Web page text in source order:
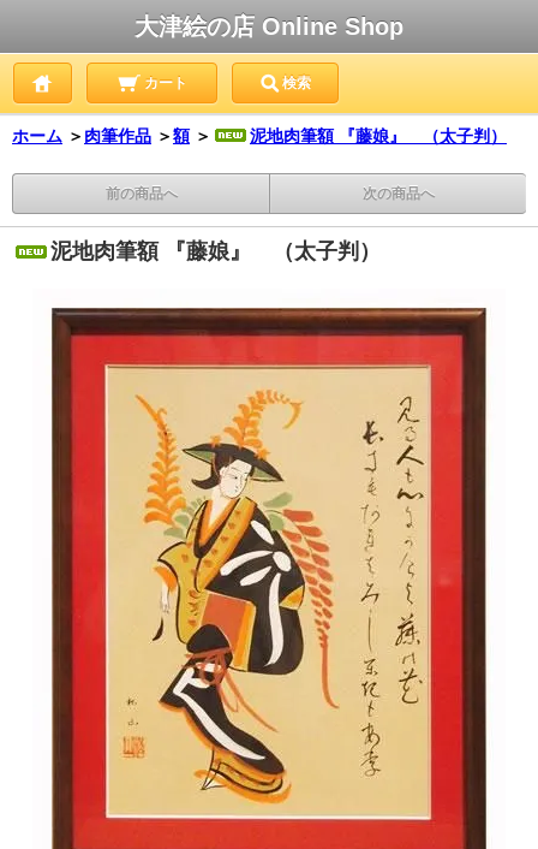
大津絵の店 Online Shop
カート 検索
ホーム ＞ 肉筆作品 ＞額 ＞ 泥地肉筆額 『藤娘』 （太子判）
前の商品へ 次の商品へ
泥地肉筆額 『藤娘』 （太子判）